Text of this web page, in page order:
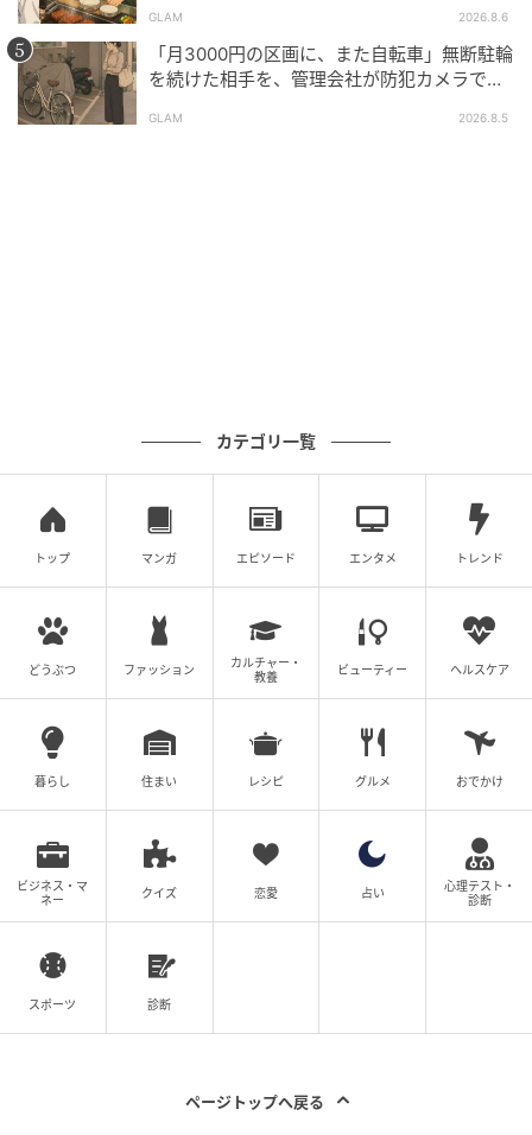
「ずっと無視されてたと思ってた」挨拶を急
に返さなくなったママ友→3週間後に判明した
勘違いとは
の記事をもっとみる
GLAM 2026.8.6
「月3000円の区画に、また自転車」無断駐輪
を続けた相手を、管理会社が防犯カメラで特
GLAM 2026.8.5
カテゴリ一覧
トップ マンガ エピソード エンタメ トレンド
どうぶつ ファッション
カルチャー・
教養
ビューティー ヘルスケア
暮らし 住まい レシピ グルメ おでかけ
ビジネス・マ
ネー
クイズ 恋愛 占い
心理テスト・
診断
スポーツ 診断
ページトップへ戻る